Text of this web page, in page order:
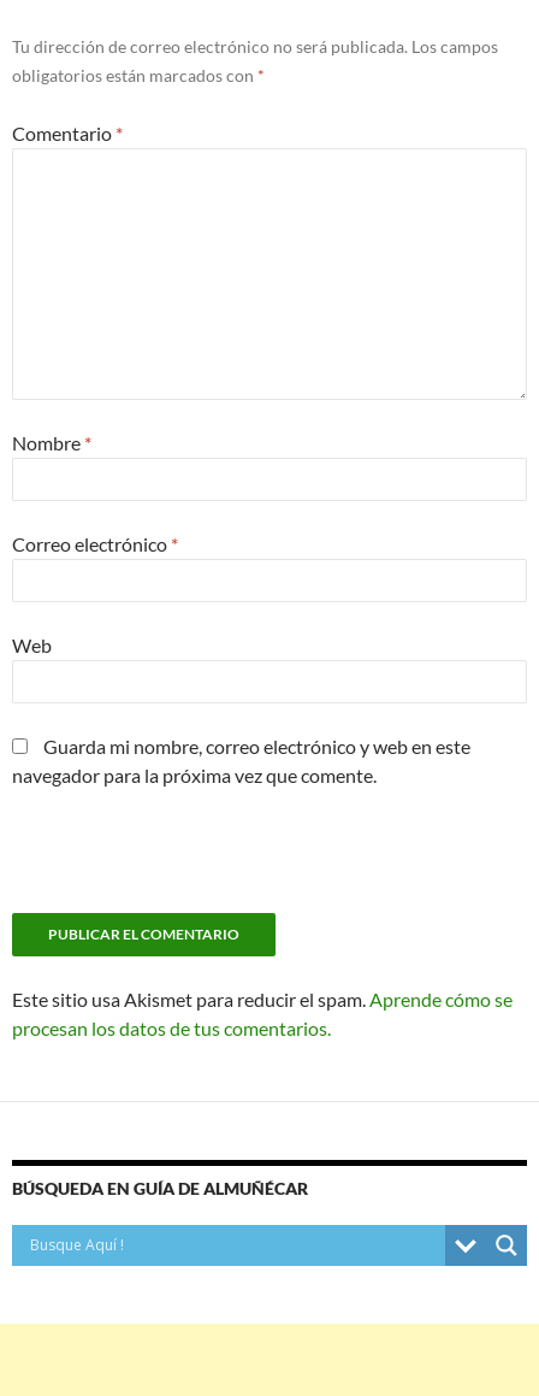
Tu dirección de correo electrónico no será publicada. Los campos
obligatorios están marcados con *
Comentario *
Nombre *
Correo electrónico *
Web
Guarda mi nombre, correo electrónico y web en este
navegador para la próxima vez que comente.
Este sitio usa Akismet para reducir el spam. Aprende cómo se
procesan los datos de tus comentarios.
BÚSQUEDA EN GUÍA DE ALMUÑÉCAR